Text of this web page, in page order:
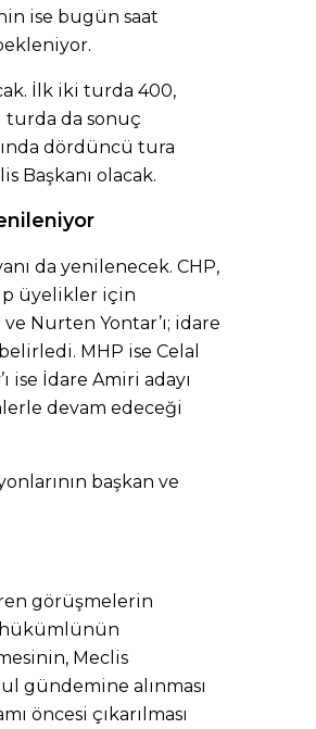
ise bugün saat
İlk iki turda 400,
turda da sonuç
dördüncü tura
Başkanı olacak.
da yenilenecek. CHP,
üyelikler için
Nurten Yontar’ı; idare
MHP ise Celal
ise İdare Amiri adayı
devam edeceği
başkan ve
görüşmelerin
hükümlünün
Meclis
gündemine alınması
öncesi çıkarılması